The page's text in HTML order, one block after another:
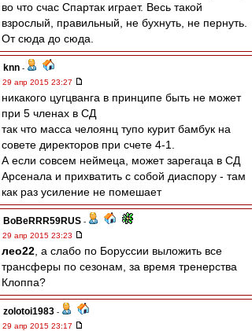
во что счас Спартак играет. Весь такой
взрослый, правильный, не бухнуть, не пернуть.
От сюда до сюда.
knn -
29 апр 2015 23:27
никакого цугцванга в принципе быть не может
при 5 членах в СД
так что масса челоянц тупо курит бамбук на
совете директоров при счете 4-1.
А если совсем неймеца, может зарегаца в СД
Арсенала и прихватить с собой диаспору - там
как раз усиление не помешает
BoBeRRR59RUS -
29 апр 2015 23:23
лео22 , а слабо по Боруссии выложить все
трансферы по сезонам, за время тренерства
Клоппа?
zolotoi1983 -
29 апр 2015 23:17